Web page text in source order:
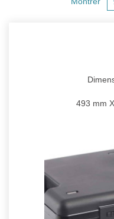
493 mm